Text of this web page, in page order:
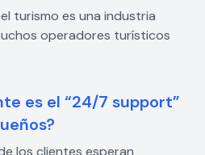
turismo es una industria
operadores turísticos
es el “24/7 support”
los clientes esperan